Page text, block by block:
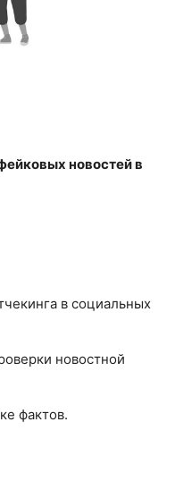
новостей в
в социальных
новостной
фактов.